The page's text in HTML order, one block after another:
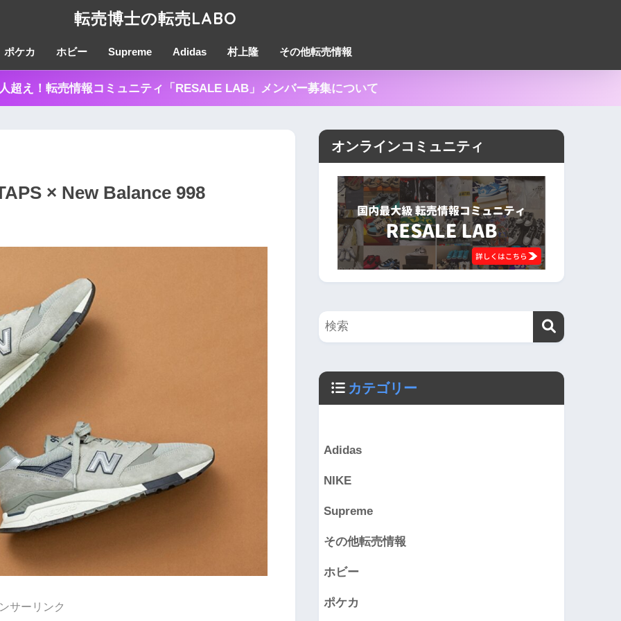
転売博士の転売LABO
ポケカ ホビー Supreme Adidas 村上隆 その他転売情報
超え！転売情報コミュニティ「RESALE LAB」メンバー募集について
× New Balance 998
サーリンク
オンラインコミュニティ
カテゴリー
Adidas
NIKE
Supreme
その他転売情報
ホビー
ポケカ